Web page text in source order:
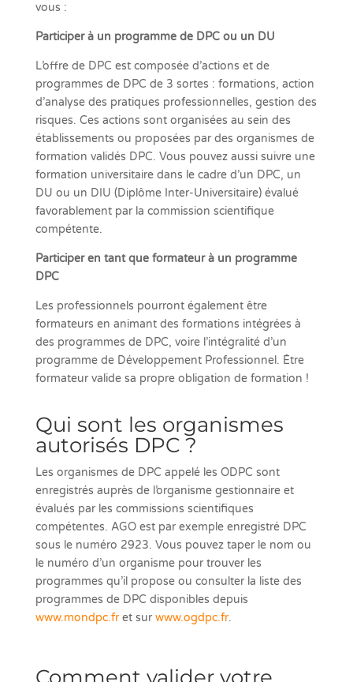
vous :
Participer à un programme de DPC ou un DU
L’offre de DPC est composée d’actions et de
programmes de DPC de 3 sortes : formations, action
d’analyse des pratiques professionnelles, gestion des
risques. Ces actions sont organisées au sein des
établissements ou proposées par des organismes de
formation validés DPC. Vous pouvez aussi suivre une
formation universitaire dans le cadre d’un DPC, un
DU ou un DIU (Diplôme Inter-Universitaire) évalué
favorablement par la commission scientifique
compétente.
Participer en tant que formateur à un programme
DPC
Les professionnels pourront également être
formateurs en animant des formations intégrées à
des programmes de DPC, voire l’intégralité d’un
programme de Développement Professionnel. Être
formateur valide sa propre obligation de formation !
Qui sont les organismes
autorisés DPC ?
Les organismes de DPC appelé les ODPC sont
enregistrés auprès de l’organisme gestionnaire et
évalués par les commissions scientifiques
compétentes. AGO est par exemple enregistré DPC
sous le numéro 2923. Vous pouvez taper le nom ou
le numéro d’un organisme pour trouver les
programmes qu’il propose ou consulter la liste des
programmes de DPC disponibles depuis
www.mondpc.fret sur www.ogdpc.fr.